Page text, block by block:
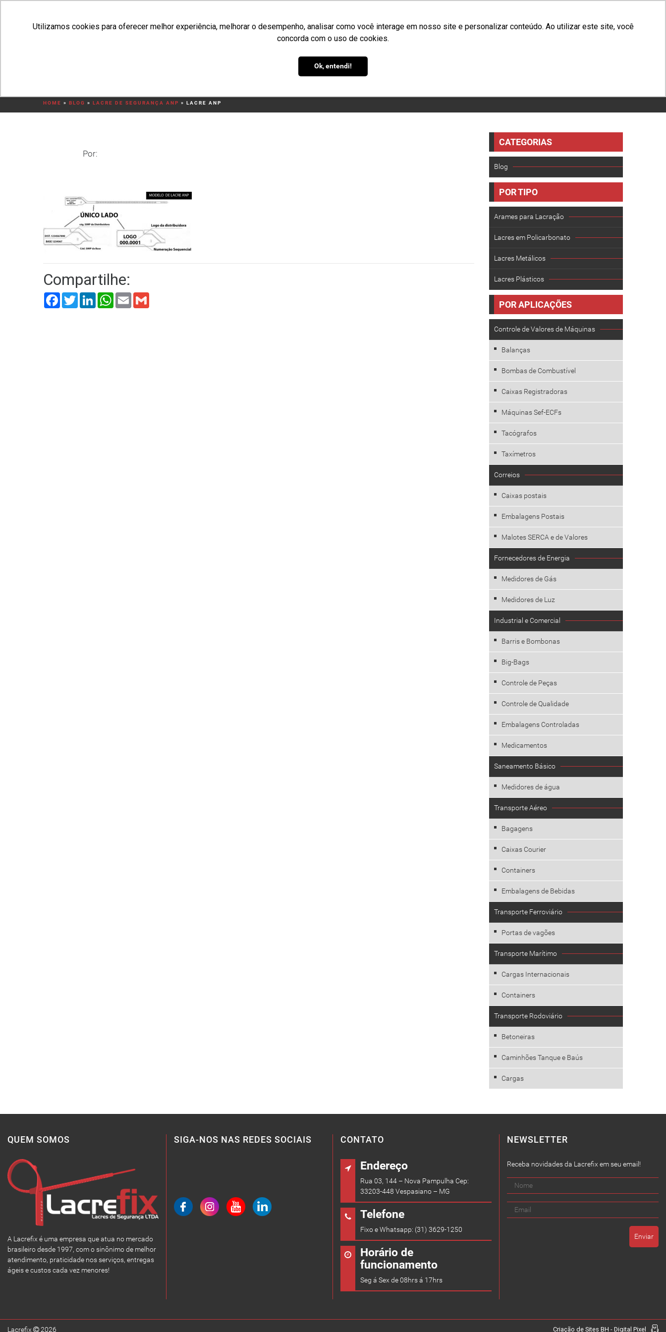
Utilizamos cookies para oferecer melhor experiência, melhorar o desempenho, analisar como você interage em nosso site e personalizar conteúdo. Ao utilizar este site, você
concorda com o uso de cookies.
Ok, entendi!
HOME » BLOG » LACRE DE SEGURANÇA ANP » LACRE ANP
Por:
Compartilhe:
FacebookTwitterLinkedInWhatsApp
Email
CATEGORIAS
Blog
POR TIPO
Arames para Lacração
Lacres em Policarbonato
Lacres Metálicos
Lacres Plásticos
POR APLICAÇÕES
Controle de Valores de Máquinas
Balanças
Bombas de Combustível
Caixas Registradoras
Máquinas Sef-ECFs
Tacógrafos
Taxímetros
Correios
Caixas postais
Embalagens Postais
Malotes SERCA e de Valores
Fornecedores de Energia
Medidores de Gás
Medidores de Luz
Industrial e Comercial
Barris e Bombonas
Big-Bags
Controle de Peças
Controle de Qualidade
Embalagens Controladas
Medicamentos
Saneamento Básico
Medidores de água
Transporte Aéreo
Bagagens
Caixas Courier
Containers
Embalagens de Bebidas
Transporte Ferroviário
Portas de vagões
Transporte Marítimo
Cargas Internacionais
Containers
Transporte Rodoviário
Betoneiras
Caminhões Tanque e Baús
Cargas
QUEM SOMOS
A Lacrefix é uma empresa que atua no mercado
brasileiro desde 1997, com o sinônimo de melhor
atendimento, praticidade nos serviços, entregas
ágeis e custos cada vez menores!
SIGA-NOS NAS REDES SOCIAIS CONTATO
Endereço
Rua 03, 144 – Nova Pampulha Cep:
33203-448 Vespasiano – MG
Telefone
Fixo e Whatsapp: (31) 3629-1250
Horário de
funcionamento
Seg á Sex de 08hrs á 17hrs
NEWSLETTER
Receba novidades da Lacrefix em seu email!
Lacrefix 2026 Criação de Sites BH - Digital Pixel